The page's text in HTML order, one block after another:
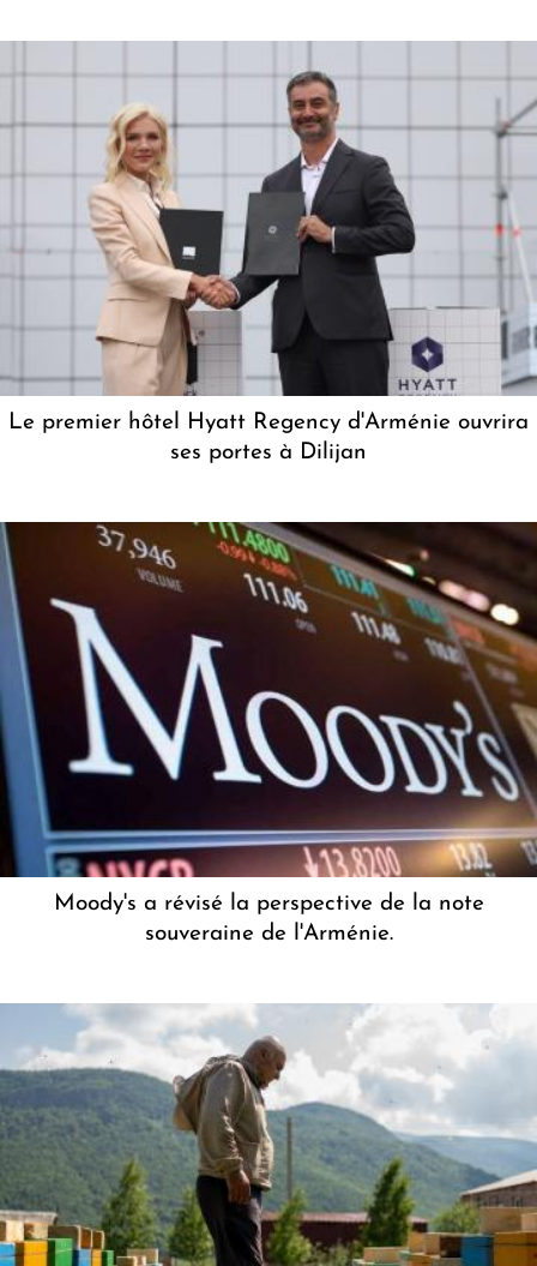
Le premier hôtel Hyatt Regency d'Arménie ouvrira
ses portes à Dilijan
Moody's a révisé la perspective de la note
souveraine de l'Arménie.